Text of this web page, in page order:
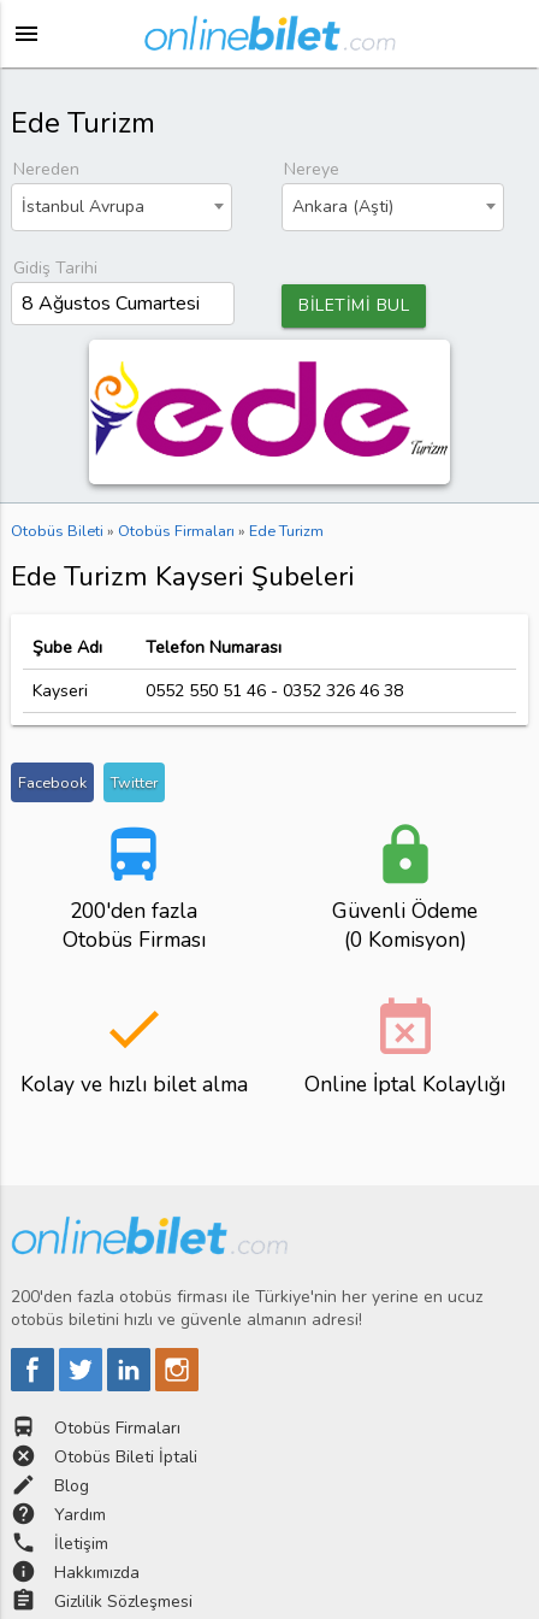
menu
Ede Turizm
Nereden
İstanbul Avrupa
Nereye
Ankara (Aşti)
Gidiş Tarihi
BİLETİMİ BUL
Otobüs Bileti » Otobüs Firmaları » Ede Turizm
Ede Turizm Kayseri Şubeleri
Şube Adı
Telefon Numarası
Kayseri
0552 550 51 46 - 0352 326 46 38
Facebook Twitter
directions_bus
200'den fazla
Otobüs Firması
lock
Güvenli Ödeme
(0 Komisyon)
done
Kolay ve hızlı bilet alma
event_busy
Online İptal Kolaylığı
200'den fazla otobüs firması ile Türkiye'nin her yerine en ucuz
otobüs biletini hızlı ve güvenle almanın adresi!
directions_bus Otobüs Firmaları
cancel Otobüs Bileti İptali
edit Blog
help Yardım
phone İletişim
info Hakkımızda
assignment Gizlilik Sözleşmesi